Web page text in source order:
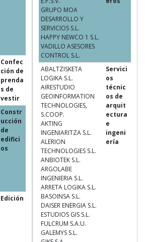
Confec
ción de
prenda
s de
vestir
Constr
ucción
de
edifici
os
Edición
GRUPO MOA
DESARROLLO Y
SERVICIOS S.L.
HAPPY NEWCO 1 S.L.
VADILLO ASESORES
CONTROL S.L.
ABALTZISKETA
LOGIKA S.L.
AIRESTUDIO
GEOINFORMATION
TECHNOLOGIES,
S.COOP.
AKTING
INGENIARITZA S.L.
ALERION
TECHNOLOGIES S.L.
ANBIOTEK S.L.
ARGOLABE
INGENIERIA S.L.
ARRETA LOGIKA S.L.
BASOINSA S.L.
DAISER ENERGIA S.L.
ESTUDIOS GIS S.L.
FULCRUM S.A.U.
GALEMYS S.L.
Servici
os
técnic
os de
arquit
ectura
e
ingeni
ería